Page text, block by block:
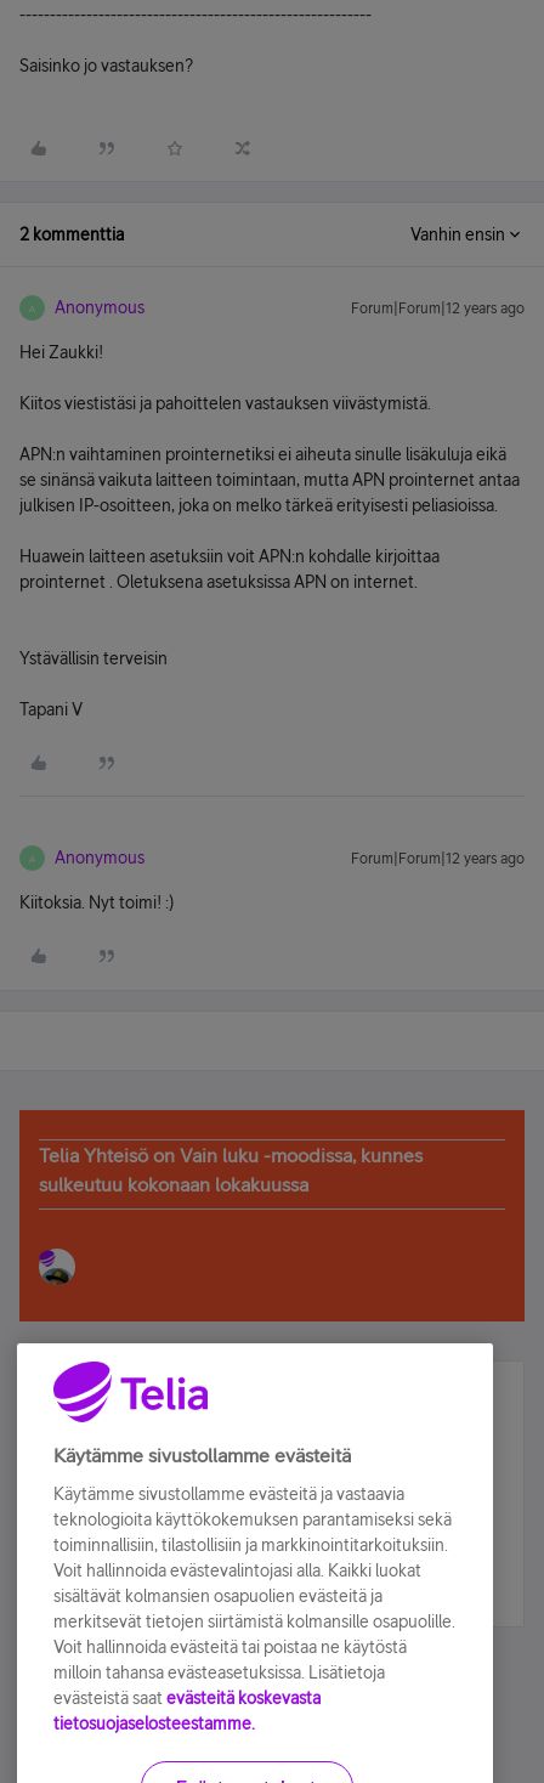
----------------------------------------------------------
Saisinko jo vastauksen?
2 kommenttia Vanhin ensin
A Anonymous Forum|Forum|12 years ago
Hei Zaukki!
Kiitos viestistäsi ja pahoittelen vastauksen viivästymistä.
APN:n vaihtaminen prointernetiksi ei aiheuta sinulle lisäkuluja eikä
se sinänsä vaikuta laitteen toimintaan, mutta APN prointernet antaa
julkisen IP-osoitteen, joka on melko tärkeä erityisesti peliasioissa.
Huawein laitteen asetuksiin voit APN:n kohdalle kirjoittaa
prointernet . Oletuksena asetuksissa APN on internet.
Ystävällisin terveisin
Tapani V
A Anonymous Forum|Forum|12 years ago
Kiitoksia. Nyt toimi! :)
Telia Yhteisö on Vain luku -moodissa, kunnes
sulkeutuu kokonaan lokakuussa
Älä jää paitsi – osallistu ja voita!
Tilaa Telian uutiskirje ja olet mukana arvonnassa.
sähköpostiisi.
Tilaa nyt
Käytämme sivustollamme evästeitä
Käytämme sivustollamme evästeitä ja vastaavia
teknologioita käyttökokemuksen parantamiseksi sekä
toiminnallisiin, tilastollisiin ja markkinointitarkoituksiin.
Voit hallinnoida evästevalintojasi alla. Kaikki luokat
sisältävät kolmansien osapuolien evästeitä ja
merkitsevät tietojen siirtämistä kolmansille osapuolille.
Voit hallinnoida evästeitä tai poistaa ne käytöstä
milloin tahansa evästeasetuksissa. Lisätietoja
evästeistä saat evästeitä koskevasta
tietosuojaselosteestamme.